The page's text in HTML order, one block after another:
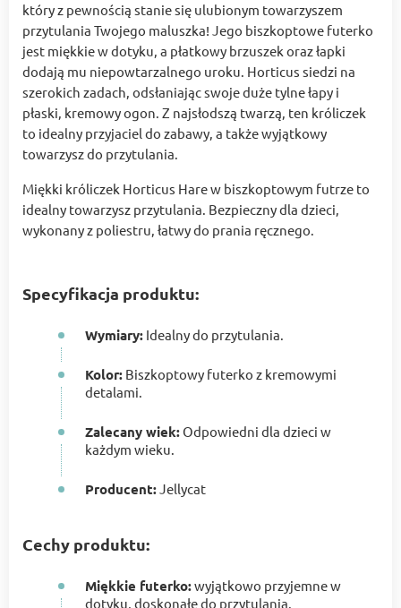
który z pewnością stanie się ulubionym towarzyszem
przytulania Twojego maluszka! Jego biszkoptowe futerko
jest miękkie w dotyku, a płatkowy brzuszek oraz łapki
dodają mu niepowtarzalnego uroku. Horticus siedzi na
szerokich zadach, odsłaniając swoje duże tylne łapy i
płaski, kremowy ogon. Z najsłodszą twarzą, ten króliczek
to idealny przyjaciel do zabawy, a także wyjątkowy
towarzysz do przytulania.
Miękki króliczek Horticus Hare w biszkoptowym futrze to
idealny towarzysz przytulania. Bezpieczny dla dzieci,
wykonany z poliestru, łatwy do prania ręcznego.
Specyfikacja produktu:
Wymiary: Idealny do przytulania.
Kolor: Biszkoptowy futerko z kremowymi
detalami.
Zalecany wiek: Odpowiedni dla dzieci w
każdym wieku.
Producent:Jellycat
Cechy produktu:
Miękkie futerko:wyjątkowo przyjemne w
dotyku, doskonałe do przytulania.